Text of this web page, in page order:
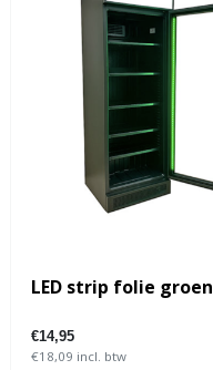
LED strip folie groen
€14,95
€18,09 incl. btw